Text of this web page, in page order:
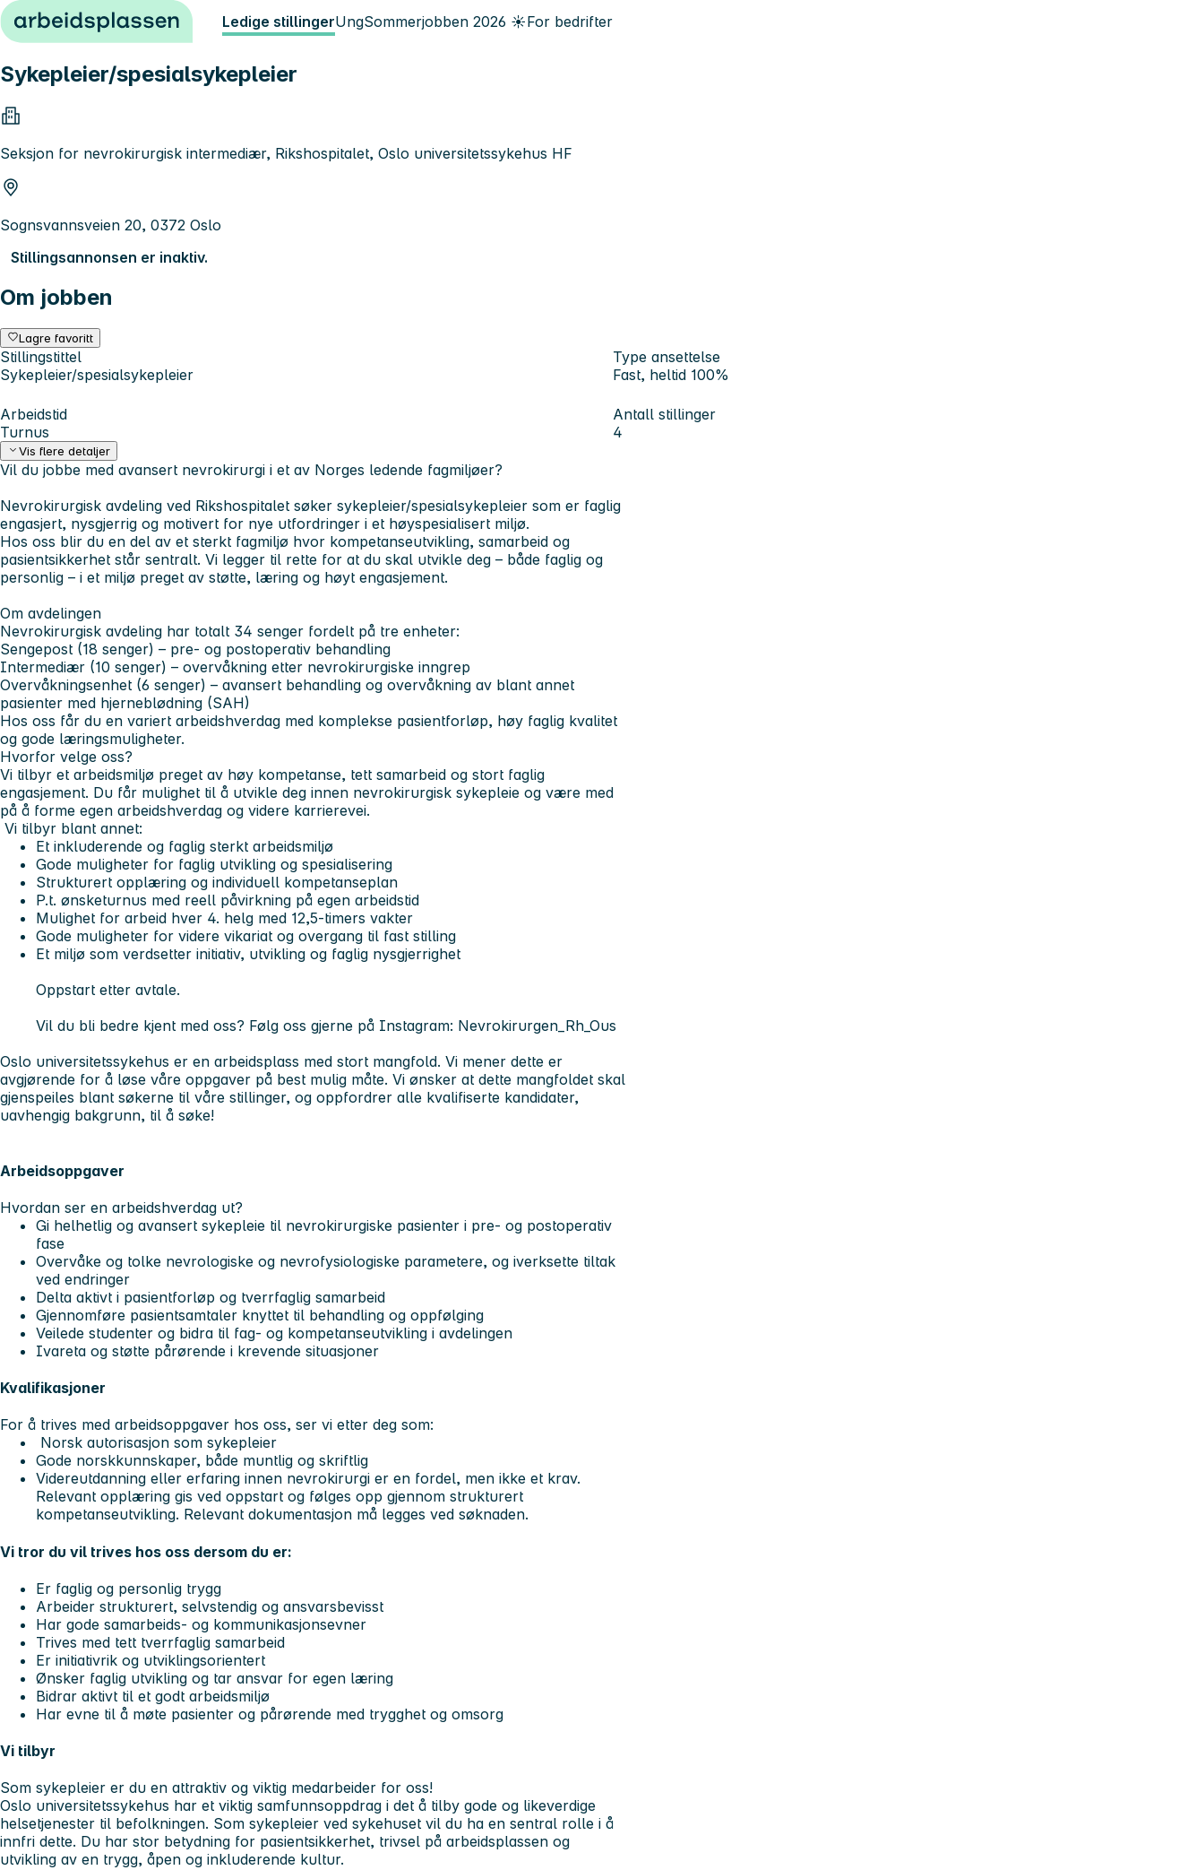
Hopp til innhold Ledige stillingerUngSommerjobben 2026 ☀️For bedrifter
Sykepleier/spesialsykepleier
Seksjon for nevrokirurgisk intermediær, Rikshospitalet, Oslo universitetssykehus HF
Sognsvannsveien 20, 0372 Oslo
Stillingsannonsen er inaktiv.
Om jobben
Lagre favoritt
Stillingstittel
Sykepleier/spesialsykepleier
Type ansettelse
Fast, heltid 100%
Arbeidstid
Turnus
Antall stillinger
4
Vis flere detaljer
Vil du jobbe med avansert nevrokirurgi i et av Norges ledende fagmiljøer?
Nevrokirurgisk avdeling ved Rikshospitalet søker sykepleier/spesialsykepleier som er faglig
engasjert, nysgjerrig og motivert for nye utfordringer i et høyspesialisert miljø.
Hos oss blir du en del av et sterkt fagmiljø hvor kompetanseutvikling, samarbeid og
pasientsikkerhet står sentralt. Vi legger til rette for at du skal utvikle deg – både faglig og
personlig – i et miljø preget av støtte, læring og høyt engasjement.
Om avdelingen
Nevrokirurgisk avdeling har totalt 34 senger fordelt på tre enheter:
Sengepost (18 senger) – pre- og postoperativ behandling
Intermediær (10 senger) – overvåkning etter nevrokirurgiske inngrep
Overvåkningsenhet (6 senger) – avansert behandling og overvåkning av blant annet
pasienter med hjerneblødning (SAH)
Hos oss får du en variert arbeidshverdag med komplekse pasientforløp, høy faglig kvalitet
og gode læringsmuligheter.
Hvorfor velge oss?
Vi tilbyr et arbeidsmiljø preget av høy kompetanse, tett samarbeid og stort faglig
engasjement. Du får mulighet til å utvikle deg innen nevrokirurgisk sykepleie og være med
på å forme egen arbeidshverdag og videre karrierevei.
Vi tilbyr blant annet:
Et inkluderende og faglig sterkt arbeidsmiljø
Gode muligheter for faglig utvikling og spesialisering
Strukturert opplæring og individuell kompetanseplan
P.t. ønsketurnus med reell påvirkning på egen arbeidstid
Mulighet for arbeid hver 4. helg med 12,5-timers vakter
Gode muligheter for videre vikariat og overgang til fast stilling
Et miljø som verdsetter initiativ, utvikling og faglig nysgjerrighet
Oppstart etter avtale.
Vil du bli bedre kjent med oss? Følg oss gjerne på Instagram: Nevrokirurgen_Rh_Ous
Oslo universitetssykehus er en arbeidsplass med stort mangfold. Vi mener dette er
avgjørende for å løse våre oppgaver på best mulig måte. Vi ønsker at dette mangfoldet skal
gjenspeiles blant søkerne til våre stillinger, og oppfordrer alle kvalifiserte kandidater,
uavhengig bakgrunn, til å søke!
Arbeidsoppgaver
Hvordan ser en arbeidshverdag ut?
Gi helhetlig og avansert sykepleie til nevrokirurgiske pasienter i pre- og postoperativ
fase
Overvåke og tolke nevrologiske og nevrofysiologiske parametere, og iverksette tiltak
ved endringer
Delta aktivt i pasientforløp og tverrfaglig samarbeid
Gjennomføre pasientsamtaler knyttet til behandling og oppfølging
Veilede studenter og bidra til fag- og kompetanseutvikling i avdelingen
Ivareta og støtte pårørende i krevende situasjoner
Kvalifikasjoner
For å trives med arbeidsoppgaver hos oss, ser vi etter deg som:
Norsk autorisasjon som sykepleier
Gode norskkunnskaper, både muntlig og skriftlig
Videreutdanning eller erfaring innen nevrokirurgi er en fordel, men ikke et krav.
Relevant opplæring gis ved oppstart og følges opp gjennom strukturert
kompetanseutvikling. Relevant dokumentasjon må legges ved søknaden.
Vi tror du vil trives hos oss dersom du er:
Er faglig og personlig trygg
Arbeider strukturert, selvstendig og ansvarsbevisst
Har gode samarbeids- og kommunikasjonsevner
Trives med tett tverrfaglig samarbeid
Er initiativrik og utviklingsorientert
Ønsker faglig utvikling og tar ansvar for egen læring
Bidrar aktivt til et godt arbeidsmiljø
Har evne til å møte pasienter og pårørende med trygghet og omsorg
Vi tilbyr
Som sykepleier er du en attraktiv og viktig medarbeider for oss!
Oslo universitetssykehus har et viktig samfunnsoppdrag i det å tilby gode og likeverdige
helsetjenester til befolkningen. Som sykepleier ved sykehuset vil du ha en sentral rolle i å
innfri dette. Du har stor betydning for pasientsikkerhet, trivsel på arbeidsplassen og
utvikling av en trygg, åpen og inkluderende kultur.